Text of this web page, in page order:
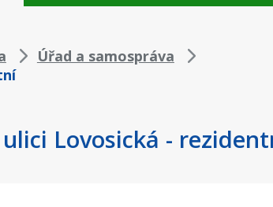
Úřad a samospráva
Lovosická -